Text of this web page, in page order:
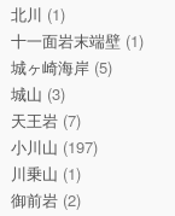
北川 (1)
十一面岩末端壁 (1)
城ヶ崎海岸 (5)
城山 (3)
天王岩 (7)
小川山 (197)
川乗山 (1)
御前岩 (2)